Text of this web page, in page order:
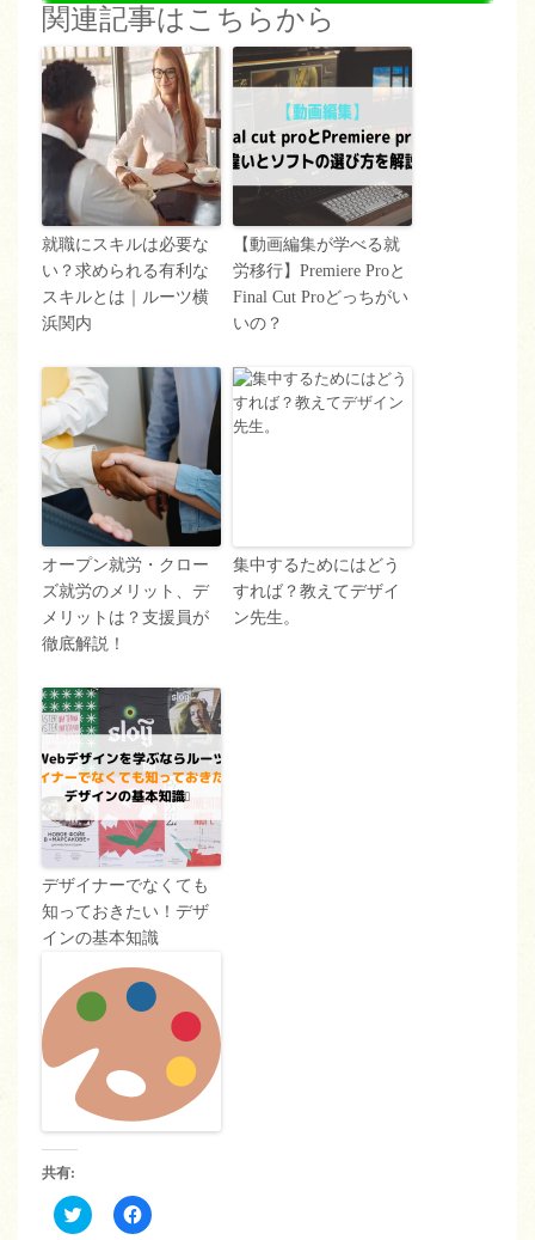
関連記事はこちらから
就職にスキルは必要な
い？求められる有利な
スキルとは｜ルーツ横
浜関内
【動画編集が学べる就
労移行】Premiere Proと
Final Cut Proどっちがい
いの？
オープン就労・クロー
ズ就労のメリット、デ
メリットは？支援員が
徹底解説！
集中するためにはどう
すれば？教えてデザイ
ン先生。
デザイナーでなくても
知っておきたい！デザ
インの基本知識
共有:
ク
リ
Facebook
で